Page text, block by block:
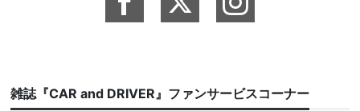
雑誌『CAR and DRIVER』ファンサービスコーナー